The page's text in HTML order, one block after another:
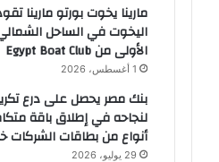
مارينا يخوت بورتو مارينا
اليخوت في الساحل
الأولى من Egypt Boat Club
1 أغسطس، 2026
أنواع من بطاقات الشركات
29 يوليو، 2026